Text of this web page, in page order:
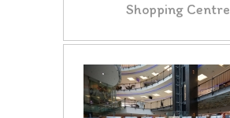
Shopping Centre